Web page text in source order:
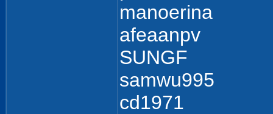
manoerina
afeaanpv
SUNGF
samwu995
cd1971